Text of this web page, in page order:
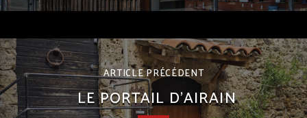
ARTICLE PRÉCÉDENT
LE PORTAIL D’AIRAIN